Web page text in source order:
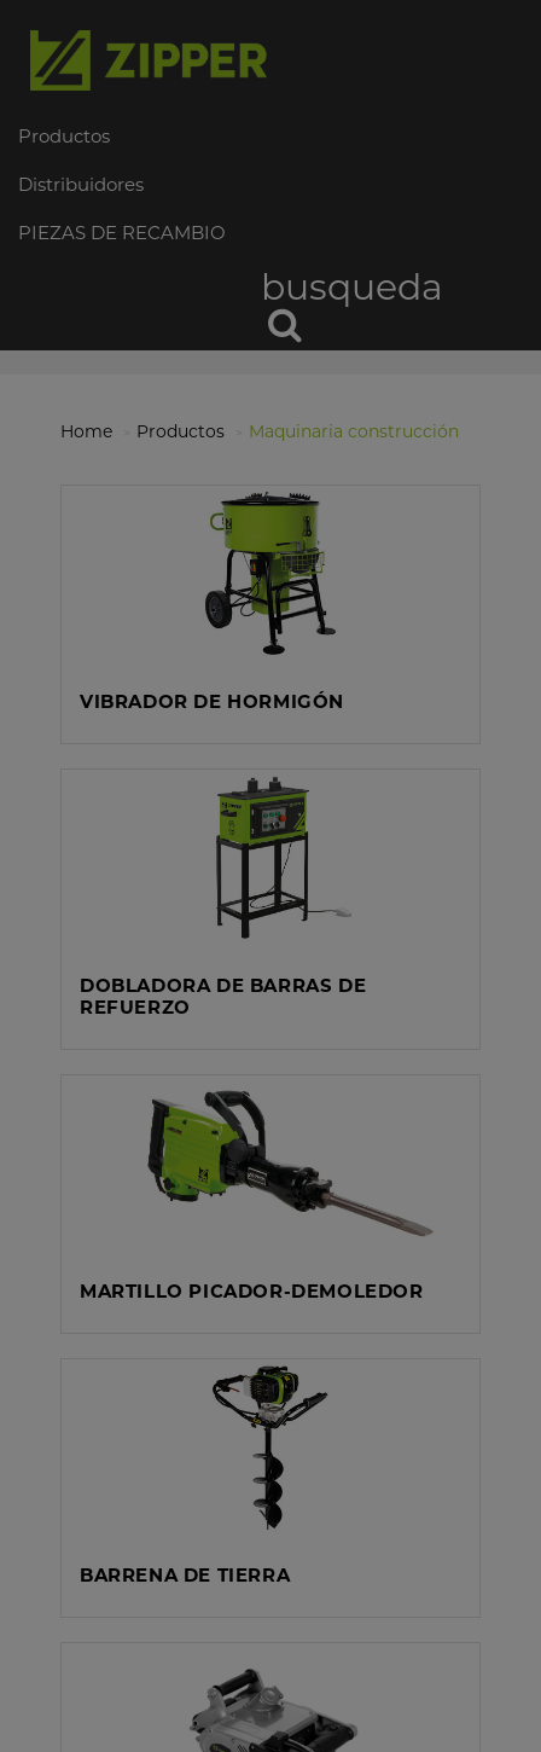
Productos
Distribuidores
PIEZAS DE RECAMBIO
busqueda
Home Productos Maquinaria construcción
VIBRADOR DE HORMIGÓN
DOBLADORA DE BARRAS DE
REFUERZO
MARTILLO PICADOR-DEMOLEDOR
BARRENA DE TIERRA